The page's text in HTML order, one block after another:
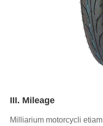
III. Mileage
Milliarium motorcycli